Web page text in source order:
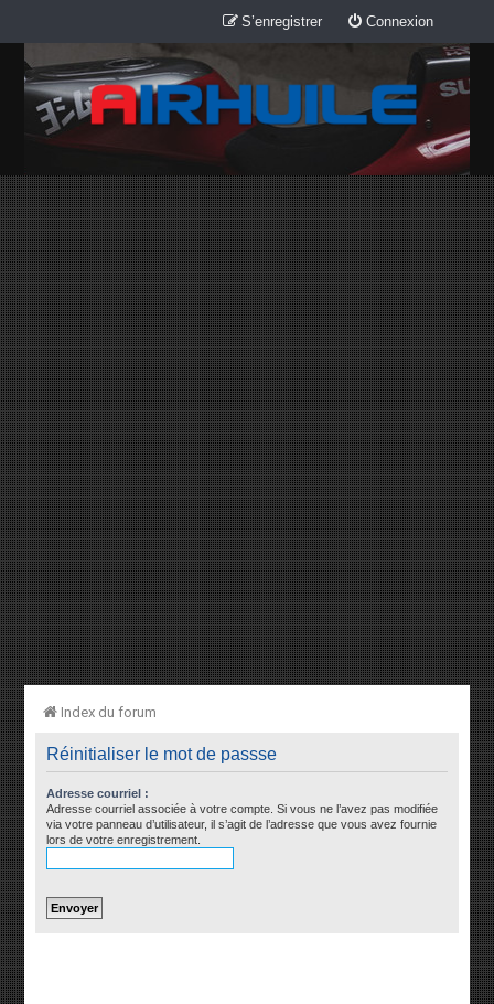
Connexion
S’enregistrer
Index du forum
Réinitialiser le mot de passse
Adresse courriel :
Adresse courriel associée à votre compte. Si vous ne l’avez pas modifiée
via votre panneau d’utilisateur, il s’agit de l’adresse que vous avez fournie
lors de votre enregistrement.